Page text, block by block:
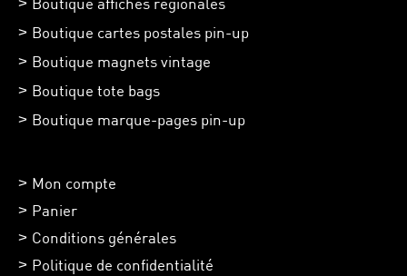
Boutique cartes postales pin-up
Boutique magnets vintage
Boutique tote bags
Boutique marque-pages pin-up
Mon compte
Panier
Conditions générales
Politique de confidentialité